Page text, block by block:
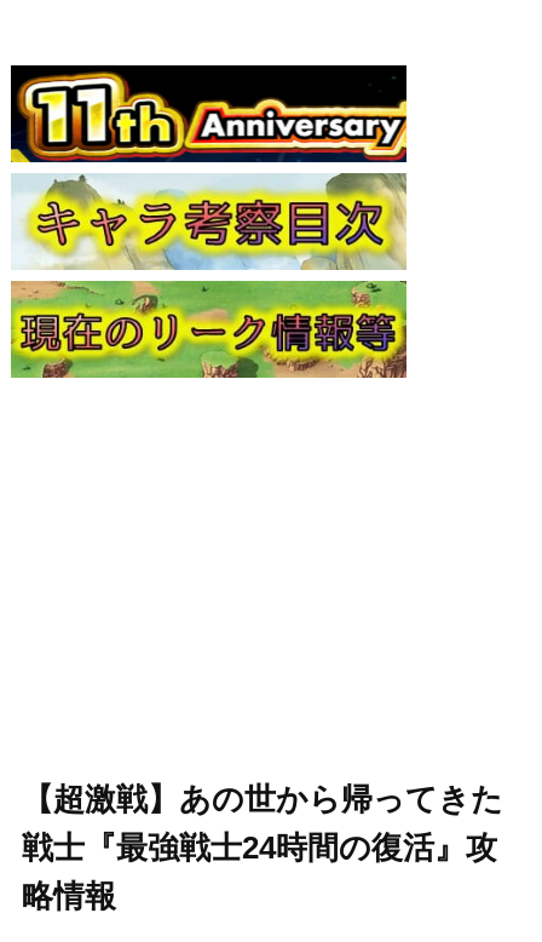
【超激戦】あの世から帰ってきた
戦士『最強戦士24時間の復活』攻
略情報